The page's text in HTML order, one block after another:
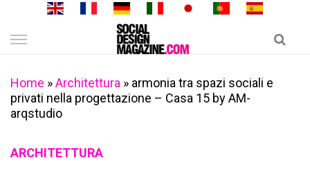
to
Home »Architettura » armonia tra spazi sociali e
privati nella progettazione – Casa 15 by AM-
arqstudio
ARCHITETTURA